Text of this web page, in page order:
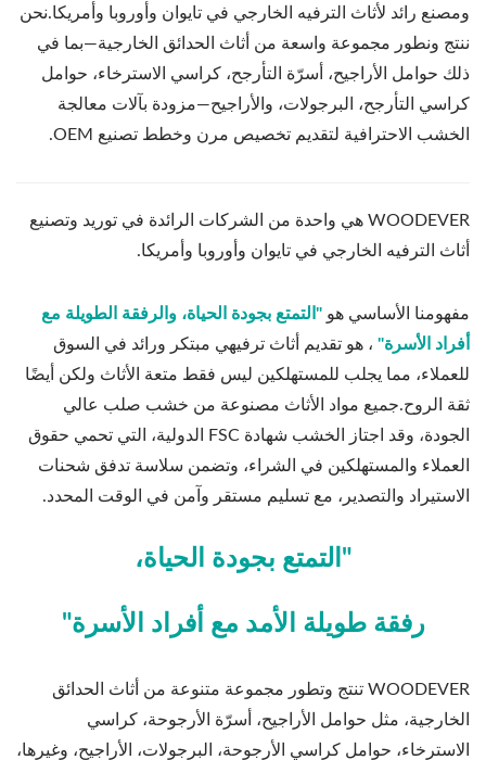
ومصنع رائد لأثاث الترفيه الخارجي في تايوان وأوروبا وأمريكا.نحن
ننتج ونطور مجموعة واسعة من أثاث الحدائق الخارجية—بما في
ذلك حوامل الأراجيح، أسرّة التأرجح، كراسي الاسترخاء، حوامل
كراسي التأرجح، البرجولات، والأراجيح—مزودة بآلات معالجة
الخشب الاحترافية لتقديم تخصيص مرن وخطط تصنيع OEM.
WOODEVER هي واحدة من الشركات الرائدة في توريد وتصنيع
أثاث الترفيه الخارجي في تايوان وأوروبا وأمريكا.
مفهومنا الأساسي هو "التمتع بجودة الحياة، والرفقة الطويلة مع
أفراد الأسرة" ، هو تقديم أثاث ترفيهي مبتكر ورائد في السوق
للعملاء، مما يجلب للمستهلكين ليس فقط متعة الأثاث ولكن أيضًا
ثقة الروح.جميع مواد الأثاث مصنوعة من خشب صلب عالي
الجودة، وقد اجتاز الخشب شهادة FSC الدولية، التي تحمي حقوق
العملاء والمستهلكين في الشراء، وتضمن سلاسة تدفق شحنات
الاستيراد والتصدير، مع تسليم مستقر وآمن في الوقت المحدد.
"التمتع بجودة الحياة،
رفقة طويلة الأمد مع أفراد الأسرة"
WOODEVER تنتج وتطور مجموعة متنوعة من أثاث الحدائق
الخارجية، مثل حوامل الأراجيح، أسرّة الأرجوحة، كراسي
الاسترخاء، حوامل كراسي الأرجوحة، البرجولات، الأراجيح، وغيرها،